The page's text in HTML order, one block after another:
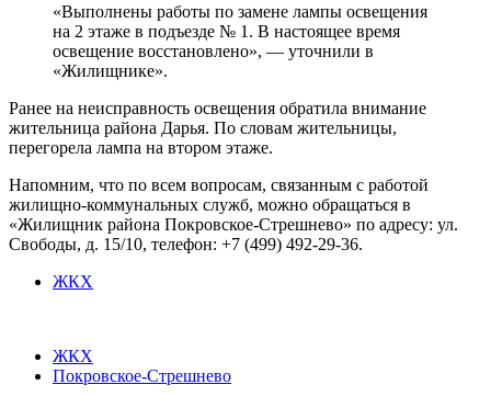
«Выполнены работы по замене лампы освещения
на 2 этаже в подъезде № 1. В настоящее время
освещение восстановлено», — уточнили в
«Жилищнике».
Ранее на неисправность освещения обратила внимание
жительница района Дарья. По словам жительницы,
перегорела лампа на втором этаже.
Напомним, что по всем вопросам, связанным с работой
жилищно-коммунальных служб, можно обращаться в
«Жилищник района Покровское-Стрешнево» по адресу: ул.
Свободы, д. 15/10​, телефон: +7 (499) 492-29-36.
ЖКХ
ЖКХ
Покровское-Стрешнево